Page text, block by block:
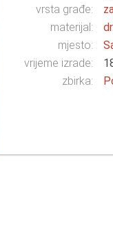
vrsta građe:
materijal:
mjesto:
vrijeme izrade:
zbirka: